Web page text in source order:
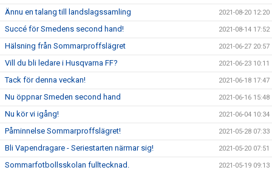
Ännu en talang till landslagssamling 2021-08-20 12:20
Succé för Smedens second hand! 2021-08-14 17:52
Hälsning från Sommarproffslägret 2021-06-27 20:57
Vill du bli ledare i Husqvarna FF? 2021-06-23 10:11
Tack för denna veckan! 2021-06-18 17:47
Nu öppnar Smeden second hand 2021-06-16 15:48
Nu kör vi igång! 2021-06-04 10:34
Påminnelse Sommarproffslägret! 2021-05-28 07:33
Bli Vapendragare - Seriestarten närmar sig! 2021-05-20 07:51
Sommarfotbollsskolan fulltecknad. 2021-05-19 09:13